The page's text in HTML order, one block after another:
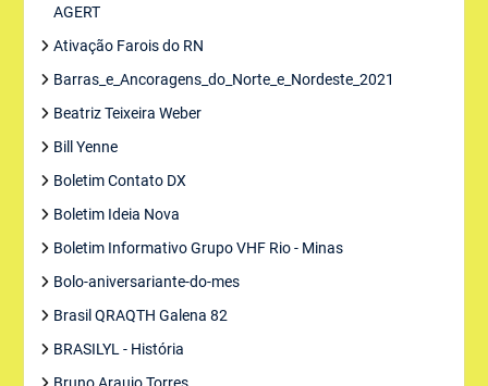
AGERT
Ativação Farois do RN
Barras_e_Ancoragens_do_Norte_e_Nordeste_2021
Beatriz Teixeira Weber
Bill Yenne
Boletim Contato DX
Boletim Ideia Nova
Boletim Informativo Grupo VHF Rio - Minas
Bolo-aniversariante-do-mes
Brasil QRAQTH Galena 82
BRASILYL - História